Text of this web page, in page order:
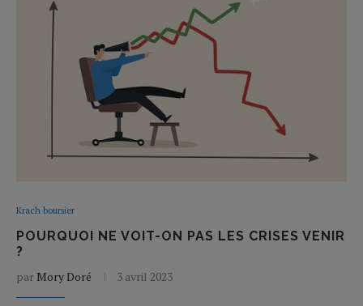
Krach boursier
POURQUOI NE VOIT-ON PAS LES CRISES VENIR
?
par Mory Doré 3 avril 2023